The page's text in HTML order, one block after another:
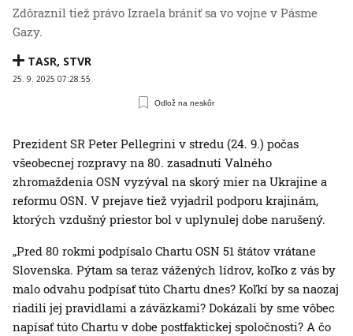
Zdôraznil tiež právo Izraela brániť sa vo vojne v Pásme
Gazy.
TASR, STVR
25. 9. 2025 07:28:55
Odlož na neskôr
Prezident SR Peter Pellegrini v stredu (24. 9.) počas
všeobecnej rozpravy na 80. zasadnutí Valného
zhromaždenia OSN vyzýval na skorý mier na Ukrajine a
reformu OSN. V prejave tiež vyjadril podporu krajinám,
ktorých vzdušný priestor bol v uplynulej dobe narušený.
„Pred 80 rokmi podpísalo Chartu OSN 51 štátov vrátane
Slovenska. Pýtam sa teraz vážených lídrov, koľko z vás by
malo odvahu podpísať túto Chartu dnes? Koľkí by sa naozaj
riadili jej pravidlami a záväzkami? Dokázali by sme vôbec
napísať túto Chartu v dobe postfaktickej spoločnosti? A čo